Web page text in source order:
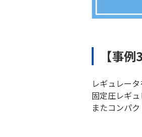
【事
レギュレー
固定圧レギ
またコンパ